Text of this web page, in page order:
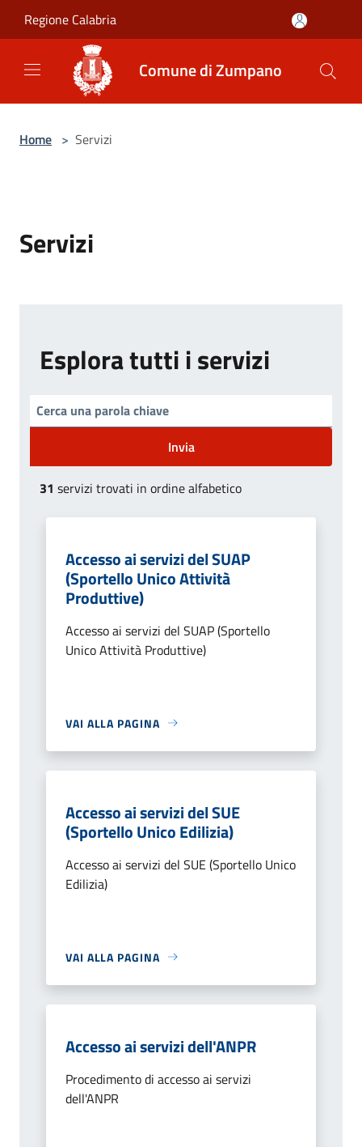
Regione Calabria
Comune di Zumpano
Home > Servizi
Servizi
Esplora tutti i servizi
Invia
31 servizi trovati in ordine alfabetico
Accesso ai servizi del SUAP
(Sportello Unico Attività
Produttive)
Accesso ai servizi del SUAP (Sportello
Unico Attività Produttive)
VAI ALLA PAGINA
Accesso ai servizi del SUE
(Sportello Unico Edilizia)
Accesso ai servizi del SUE (Sportello Unico
Edilizia)
VAI ALLA PAGINA
Accesso ai servizi dell'ANPR
Procedimento di accesso ai servizi
dell'ANPR